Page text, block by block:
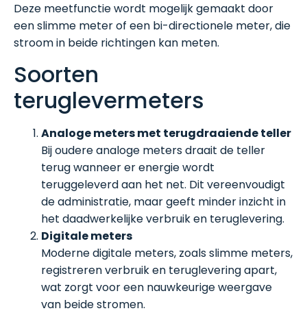
Deze meetfunctie wordt mogelijk gemaakt door
een slimme meter of een bi-directionele meter, die
stroom in beide richtingen kan meten.
Soorten
teruglevermeters
Analoge meters met terugdraaiende teller
Bij oudere analoge meters draait de teller
terug wanneer er energie wordt
teruggeleverd aan het net. Dit vereenvoudigt
de administratie, maar geeft minder inzicht in
het daadwerkelijke verbruik en teruglevering.
Digitale meters
Moderne digitale meters, zoals slimme meters,
registreren verbruik en teruglevering apart,
wat zorgt voor een nauwkeurige weergave
van beide stromen.